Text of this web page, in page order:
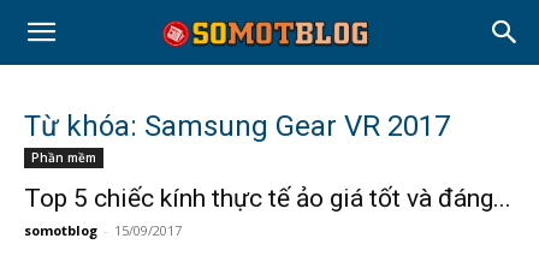
Từ khóa: Samsung Gear VR 2017
Phần mềm
Top 5 chiếc kính thực tế ảo giá tốt và đáng...
somotblog - 15/09/2017